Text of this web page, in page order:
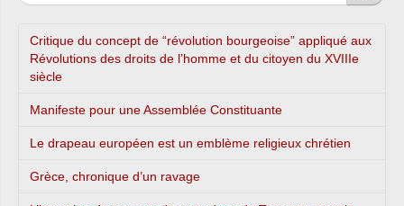
Critique du concept de “révolution bourgeoise” appliqué aux
Révolutions des droits de l’homme et du citoyen du XVIIIe
siècle
Manifeste pour une Assemblée Constituante
Le drapeau européen est un emblème religieux chrétien
Grèce, chronique d’un ravage